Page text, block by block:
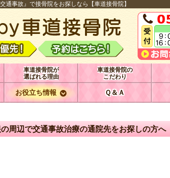
通事故』で接骨院をお探しなら【車道接骨院】
車道接骨院が
選ばれる理由
車道接骨院の
こだわり
お役立ち情報 Ｑ＆Ａ
周辺で交通事故治療の通院先をお探しの方へ